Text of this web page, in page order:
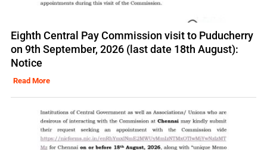
Eighth Central Pay Commission visit to Puducherry
on 9th September, 2026 (last date 18th August):
Notice
Read More